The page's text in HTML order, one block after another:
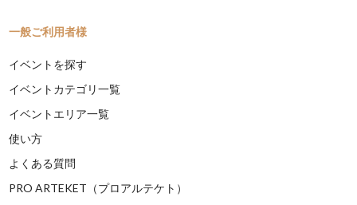
一般ご利用者様
イベントを探す
イベントカテゴリ一覧
イベントエリア一覧
使い方
よくある質問
PRO ARTEKET（プロアルテケト）